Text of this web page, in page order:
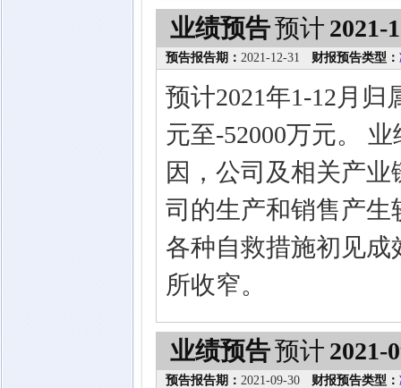
业绩预告预计 2021-
预告报告期： 2021-12-31 财报预告类型：
预计2021年1-12月
元至-52000万元。
因，公司及相关产
司的生产和销售产生
各种自救措施初见成
所收窄。
业绩预告预计 2021-
预告报告期： 2021-09-30 财报预告类型：